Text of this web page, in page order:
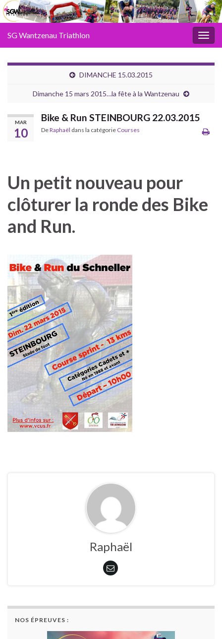
SG Wantzenau Triathlon
DIMANCHE 15.03.2015
Dimanche 15 mars 2015…la fête à la Wantzenau
MAR
10
Bike & Run STEINBOURG 22.03.2015
DeRaphaël dans la catégorie Courses
Un petit nouveau pour
clôturer la ronde des Bike
and Run.
Raphaël
NOS ÉPREUVES :